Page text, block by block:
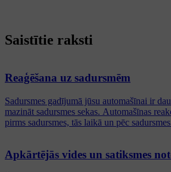
Saistītie raksti
Reaģēšana uz sadursmēm
Sadursmes gadījumā jūsu automašīnai ir
mazināt sadursmes sekas. Automašīnas
pirms sadursmes, tās laikā un pēc
Apkārtējās vides un satiksmes